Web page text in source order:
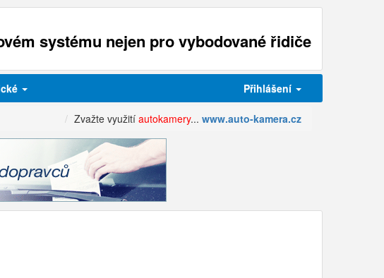
systému nejen pro vybodované řidiče
Přihlášení
Zvažte využití autokamery... www.auto-kamera.cz